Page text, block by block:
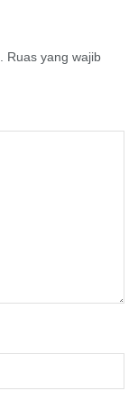
Ruas yang wajib